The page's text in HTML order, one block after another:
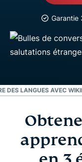
Garantie
DES LANGUES AVEC
Obtenez un